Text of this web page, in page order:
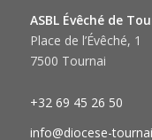
ASBL Évêché de
Place de l’Évêché, 1
7500 Tournai
+32 69 45 26 50
info@diocese-